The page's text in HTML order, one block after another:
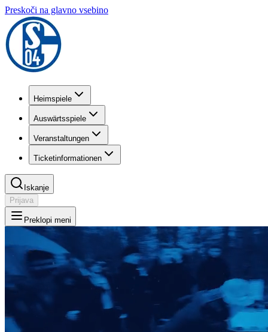
Preskoči na glavno vsebino
Heimspiele
Auswärtsspiele
Veranstaltungen
Ticketinformationen
Iskanje
Prijava
Preklopi meni